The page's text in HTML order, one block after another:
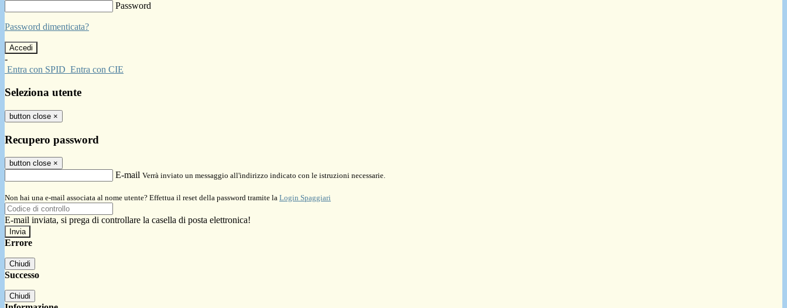
Password
Password dimenticata?
-
Entra con SPID Entra con CIE
Seleziona utente
button close ×
Recupero password
button close ×
E-mail Verrà inviato un messaggio all'indirizzo indicato con le istruzioni necessarie.
Non hai una e-mail associata al nome utente? Effettua il reset della password tramite la Login Spaggiari
E-mail inviata, si prega di controllare la casella di posta elettronica!
Errore
Chiudi
Successo
Chiudi